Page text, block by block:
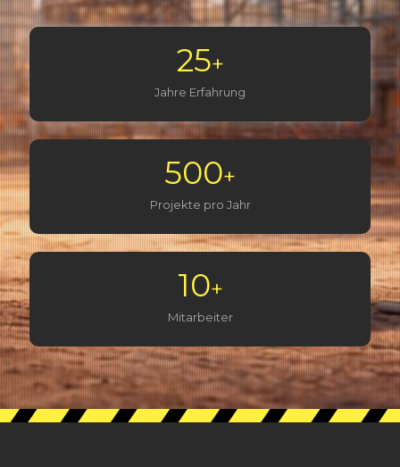
25+
Jahre Erfahrung
500+
Projekte pro Jahr
10+
Mitarbeiter